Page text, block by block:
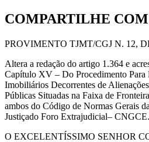
COMPARTILHE
PROVIMENTO TJMT/CGJ N. 12,
Altera a redação do artigo 1.364 e
Capítulo XV – Do Procedimento Para
Imobiliários Decorrentes de
Públicas Situadas na Faixa de
ambos do Código de Normas Gerais
Justiçado Foro Extrajudicial– CNGCE.
O EXCELENTÍSSIMO SENHOR